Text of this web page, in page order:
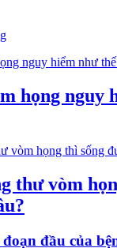
họng nguy
thư vòm
đầu của